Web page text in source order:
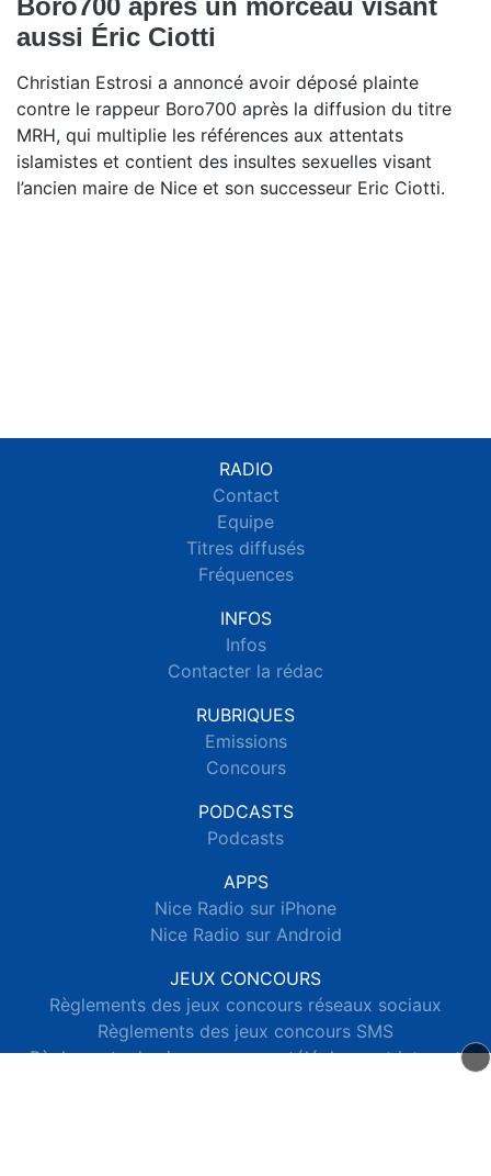
Boro700 après un morceau visant
aussi Éric Ciotti
Christian Estrosi a annoncé avoir déposé plainte
contre le rappeur Boro700 après la diffusion du titre
MRH, qui multiplie les références aux attentats
islamistes et contient des insultes sexuelles visant
l’ancien maire de Nice et son successeur Eric Ciotti.
RADIO
Contact
Equipe
Titres diffusés
Fréquences
INFOS
Infos
Contacter la rédac
RUBRIQUES
Emissions
Concours
PODCASTS
Podcasts
APPS
Nice Radio sur iPhone
Nice Radio sur Android
JEUX CONCOURS
Règlements des jeux concours réseaux sociaux
Règlements des jeux concours SMS
Règlements des jeux concours téléphone et internet